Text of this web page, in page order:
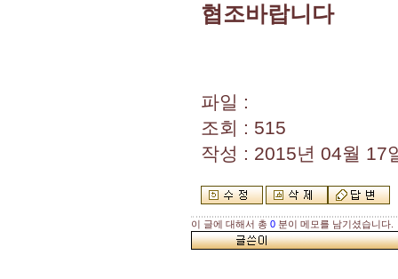
협조바랍니다
파일 :
조회 : 515
작성 : 2015년 04월 17
이 글에 대해서 총 0 분이 메모를 남기셨습니다.